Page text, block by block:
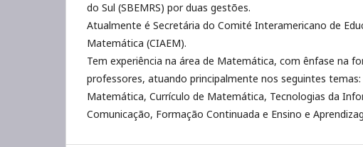
do Sul (SBEMRS) por duas gestões.
Atualmente é Secretária do Comité Interamericano de
Matemática (CIAEM).
Tem experiência na área de Matemática, com ênfase na
professores, atuando principalmente nos seguintes temas:
Matemática, Currículo de Matemática, Tecnologias da
Comunicação, Formação Continuada e Ensino e